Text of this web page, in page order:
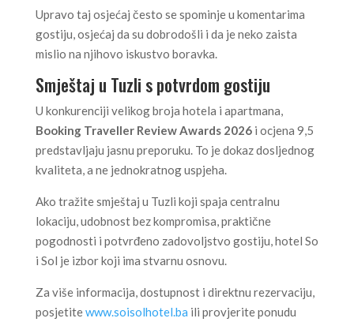
Upravo taj osjećaj često se spominje u komentarima
gostiju, osjećaj da su dobrodošli i da je neko zaista
mislio na njihovo iskustvo boravka.
Smještaj u Tuzli s potvrdom gostiju
U konkurenciji velikog broja hotela i apartmana,
Booking Traveller Review Awards 2026i ocjena 9,5
predstavljaju jasnu preporuku. To je dokaz dosljednog
kvaliteta, a ne jednokratnog uspjeha.
Ako tražite smještaj u Tuzli koji spaja centralnu
lokaciju, udobnost bez kompromisa, praktične
pogodnosti i potvrđeno zadovoljstvo gostiju, hotel So
i Sol je izbor koji ima stvarnu osnovu.
Za više informacija, dostupnost i direktnu rezervaciju,
posjetitewww.soisolhotel.ba ili provjerite ponudu